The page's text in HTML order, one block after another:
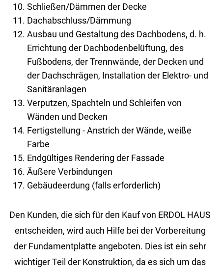
Schließen/Dämmen der Decke
Dachabschluss/Dämmung
Ausbau und Gestaltung des Dachbodens, d. h.
Errichtung der Dachbodenbelüftung, des
Fußbodens, der Trennwände, der Decken und
der Dachschrägen, Installation der Elektro- und
Sanitäranlagen
Verputzen, Spachteln und Schleifen von
Wänden und Decken
Fertigstellung - Anstrich der Wände, weiße
Farbe
Endgültiges Rendering der Fassade
Äußere Verbindungen
Gebäudeerdung (falls erforderlich)
Den Kun­den, die sich für den Kauf von ERDOL HAUS
ent­schei­den, wird auch Hilfe bei der Vor­be­rei­tung
der Fun­da­ment­plat­te an­ge­bo­ten. Dies ist ein sehr
wich­ti­ger Teil der Kon­struk­ti­on, da es sich um das